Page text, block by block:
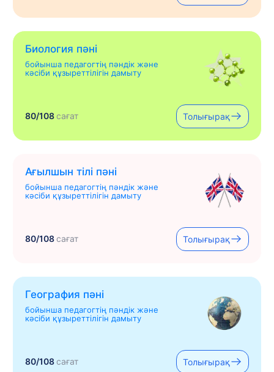
Биология пәні
бойынша педагогтің пәндік және
кәсіби құзыреттілігін дамыту
80/108сағат Толығырақ
Ағылшын тілі пәні
бойынша педагогтің пәндік және
кәсіби құзыреттілігін дамыту
80/108сағат Толығырақ
География пәні
бойынша педагогтің пәндік және
кәсіби құзыреттілігін дамыту
80/108сағат Толығырақ